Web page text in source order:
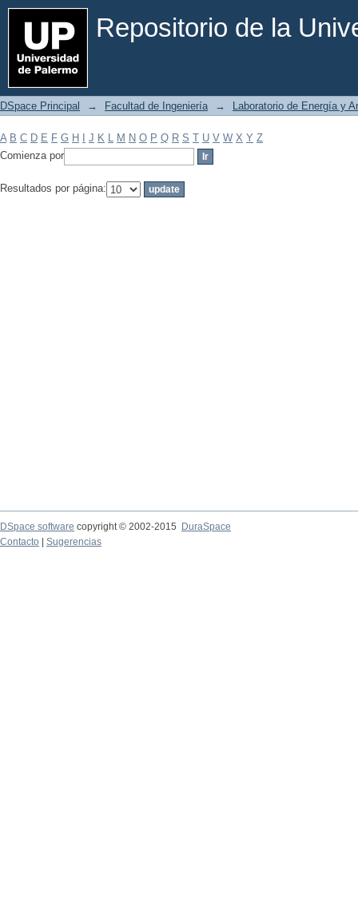
Repositorio de la
Filtrar por: Materia
DSpace Principal → Facultad de Ingeniería → Laboratorio de Energía y
A B C D E F G H J K L M N O P Q R S T U V W X Y Z
Comienza por
Resultados por página:
DSpace software copyright © 2002-2015
DuraSpace
Contacto
Sugerencias